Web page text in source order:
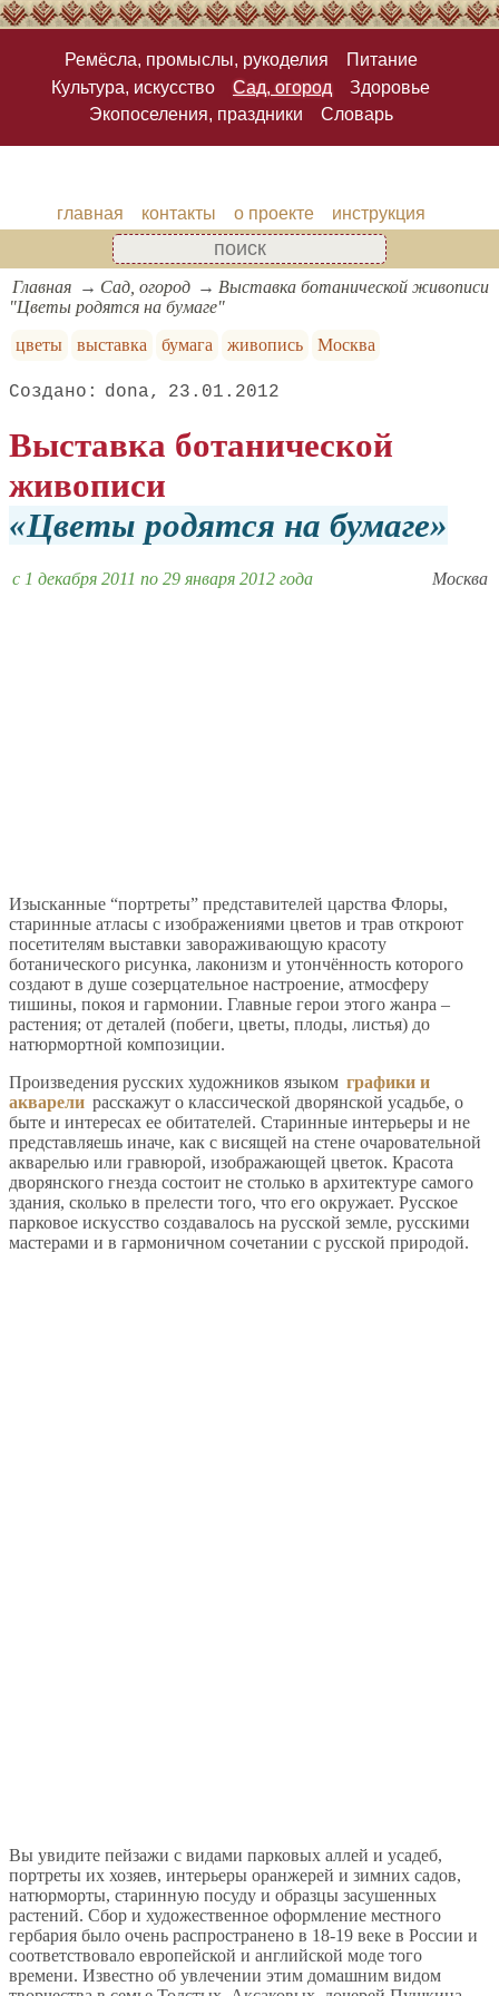
Ремёсла, промыслы, рукоделия
Питание
Культура, искусство
Сад, огород
Здоровье
Экопоселения, праздники
Словарь
главная контакты о проекте инструкция
Главная Сад, огород
Выставка ботанической живописи
"Цветы родятся на бумаге"
цветы
выставка бумага живопись Москва
dona 23.01.2012
Выставка ботанической
живописи
Цветы родятся на бумаге
c 1 декабря 2011 по 29 января 2012 года Москва
Изысканные “портреты” представителей царства Флоры,
старинные атласы с изображениями цветов и трав откроют
посетителям выставки завораживающую красоту
ботанического рисунка, лаконизм и утончённость которого
создают в душе созерцательное настроение, атмосферу
тишины, покоя и гармонии. Главные герои этого жанра –
растения; от деталей (побеги, цветы, плоды, листья) до
натюрмортной композиции.
Произведения русских художников языком графики и
акварели расскажут о классической дворянской усадьбе, о
быте и интересах ее обитателей. Старинные интерьеры и не
представляешь иначе, как с висящей на стене очаровательной
акварелью или гравюрой, изображающей цветок. Красота
дворянского гнезда состоит не столько в архитектуре самого
здания, сколько в прелести того, что его окружает. Русское
парковое искусство создавалось на русской земле, русскими
мастерами и в гармоничном сочетании с русской природой.
Вы увидите пейзажи с видами парковых аллей и усадеб,
портреты их хозяев, интерьеры оранжерей и зимних садов,
натюрморты, старинную посуду и образцы засушенных
растений. Сбор и художественное оформление местного
гербария было очень распространено в 18-19 веке в России и
соответствовало европейской и английской моде того
времени. Известно об увлечении этим домашним видом